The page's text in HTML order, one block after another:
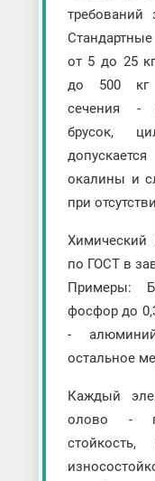
требований
от 5 до 25
до 500 кг
сечения -
брусок,
окалины и
при
Химический
по ГОСТ в
Примеры:
фосфор до
-
остальное
Каждый
олово -